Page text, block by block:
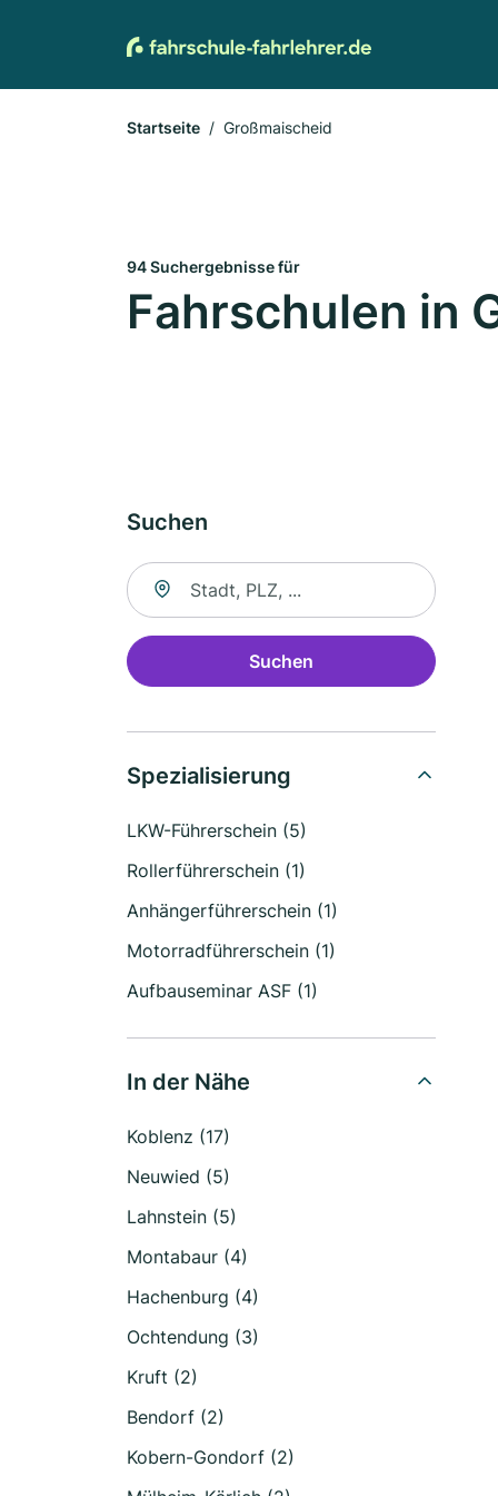
Startseite Großmaischeid
94 Suchergebnisse für
Fahrschulen in
Suchen
Suche nach Ort
Suchen
Spezialisierung
LKW-Führerschein (5)
Rollerführerschein (1)
Anhängerführerschein (1)
Motorradführerschein (1)
Aufbauseminar ASF (1)
In der Nähe
Koblenz (17)
Neuwied (5)
Lahnstein (5)
Montabaur (4)
Hachenburg (4)
Ochtendung (3)
Kruft (2)
Bendorf (2)
Kobern-Gondorf (2)